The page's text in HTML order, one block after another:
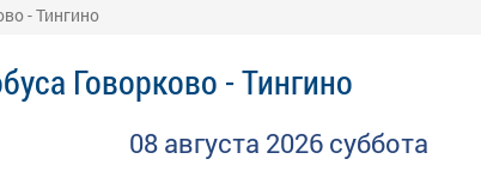
- Тингино
Говорково - Тингино
08 августа 2026 суббота